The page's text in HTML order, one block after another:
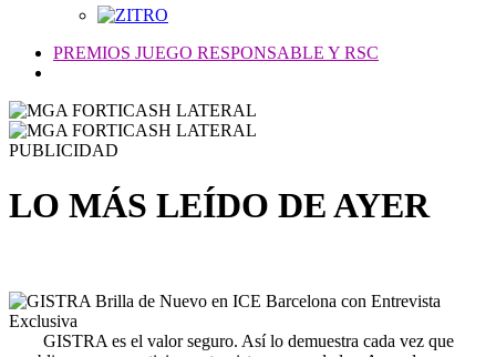
PREMIOS JUEGO RESPONSABLE Y RSC
PUBLICIDAD
LO MÁS LEÍDO DE AYER
GISTRA es el valor seguro. Así lo demuestra cada vez que